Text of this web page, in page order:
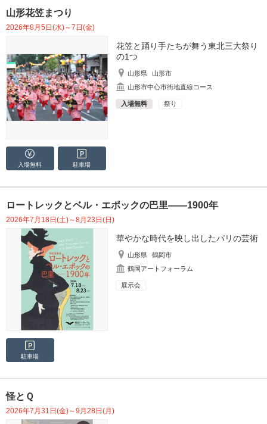
山形花笠まつり
2026年8月5日(水)～7日(金)
花笠と踊り手たちが舞う東北三大祭り
の1つ
山形県
山形市
山形市中心市街地直線コース
入場無料 祭り
入場無料 駐車場
ロートレックとベル・エポックの巴里――1900年
2026年7月18日(土)～8月23日(日)
華やかな時代を映し出したパリの芸術
山形県
鶴岡市
鶴岡アートフォーラム
展示会
駐車場
怪とＱ
2026年7月31日(金)～9月28日(月)